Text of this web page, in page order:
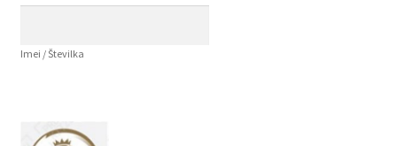
Imei / Številka